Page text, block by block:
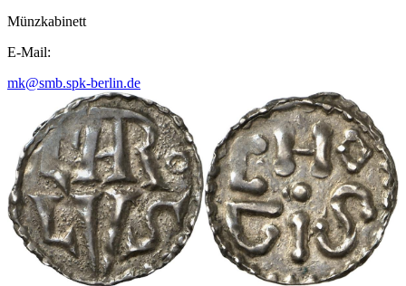
Münzkabinett
E-Mail:
mk@smb.spk-berlin.de